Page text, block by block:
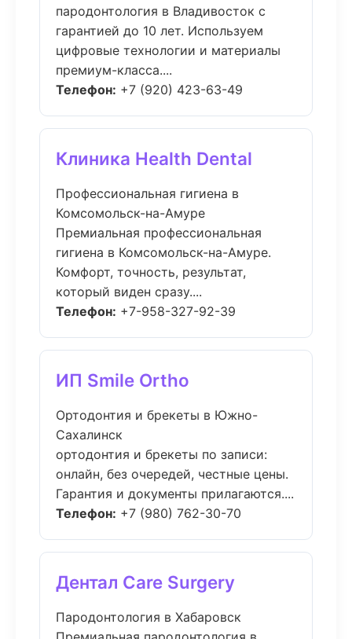
пародонтология в Владивосток с
гарантией до 10 лет. Используем
цифровые технологии и материалы
премиум-класса....
Телефон: +7 (920) 423-63-49
Клиника Health Dental
Профессиональная гигиена в
Комсомольск-на-Амуре
Премиальная профессиональная
гигиена в Комсомольск-на-Амуре.
Комфорт, точность, результат,
который виден сразу....
Телефон: +7-958-327-92-39
ИП Smile Ortho
Ортодонтия и брекеты в Южно-
Сахалинск
ортодонтия и брекеты по записи:
онлайн, без очередей, честные цены.
Гарантия и документы прилагаются....
Телефон: +7 (980) 762-30-70
Дентал Care Surgery
Пародонтология в Хабаровск